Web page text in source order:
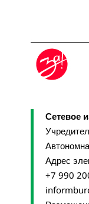
Сетевое
Адрес
+7 990